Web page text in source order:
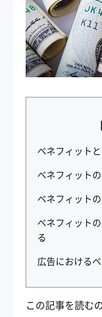
ベネフィット
ベネフィット
ベネフィット
ベネフィット
る
広告における
この記事を読む